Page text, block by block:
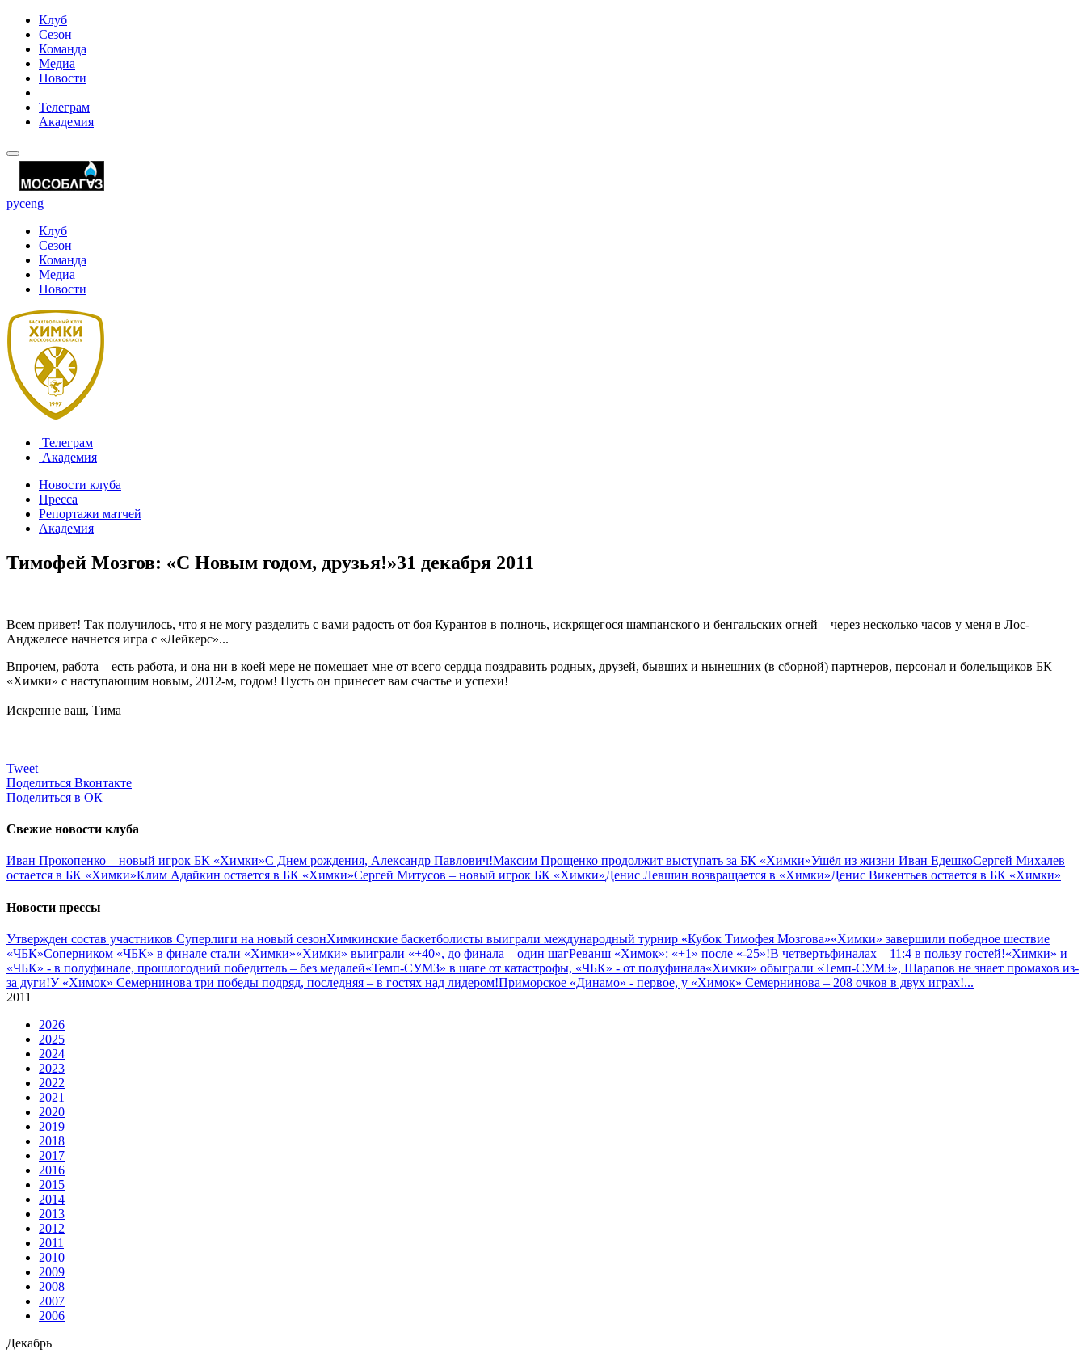
Клуб
Сезон
Команда
Медиа
Новости
Телеграм
Академия
русeng
Клуб
Сезон
Команда
Медиа
Новости
Телеграм
Академия
Новости клуба
Пресса
Репортажи матчей
Академия
Тимофей Мозгов: «С Новым годом, друзья!»31 декабря 2011
Всем привет! Так получилось, что я не могу разделить с вами радость от боя Курантов в полночь, искрящегося шампанского и бенгальских огней – через несколько часов у меня в Лос-
Анджелесе начнется игра с «Лейкерс»...
Впрочем, работа – есть работа, и она ни в коей мере не помешает мне от всего сердца поздравить родных, друзей, бывших и нынешних (в сборной) партнеров, персонал и болельщиков БК
«Химки» с наступающим новым, 2012-м, годом! Пусть он принесет вам счастье и успехи!
Искренне ваш, Тима
Tweet
Поделиться Вконтакте
Поделиться в ОК
Свежие новости клуба
Иван Прокопенко – новый игрок БК «Химки»С Днем рождения, Александр Павлович!Максим Прощенко продолжит выступать за БК «Химки»Ушёл из жизни Иван ЕдешкоСергей Михалев
остается в БК «Химки»Клим Адайкин остается в БК «Химки»Сергей Митусов – новый игрок БК «Химки»Денис Левшин возвращается в «Химки»Денис Викентьев остается в БК «Химки»
Новости прессы
Утвержден состав участников Cуперлиги на новый сезонХимкинские баскетболисты выиграли международный турнир «Кубок Тимофея Мозгова»«Химки» завершили победное шествие
«ЧБК»Соперником «ЧБК» в финале стали «Химки»«Химки» выиграли «+40», до финала – один шагРеванш «Химок»: «+1» после «-25»!В четвертьфиналах – 11:4 в пользу гостей!«Химки» и
«ЧБК» - в полуфинале, прошлогодний победитель – без медалей«Темп-СУМЗ» в шаге от катастрофы, «ЧБК» - от полуфинала«Химки» обыграли «Темп-СУМЗ», Шарапов не знает промахов из-
за дуги!У «Химок» Семернинова три победы подряд, последняя – в гостях над лидером!Приморское «Динамо» - первое, у «Химок» Семернинова – 208 очков в двух играх!...
2011
2026
2025
2024
2023
2022
2021
2020
2019
2018
2017
2016
2015
2014
2013
2012
2011
2010
2009
2008
2007
2006
Декабрь